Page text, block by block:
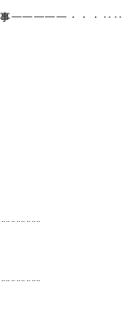
━━━━━・・・‥‥